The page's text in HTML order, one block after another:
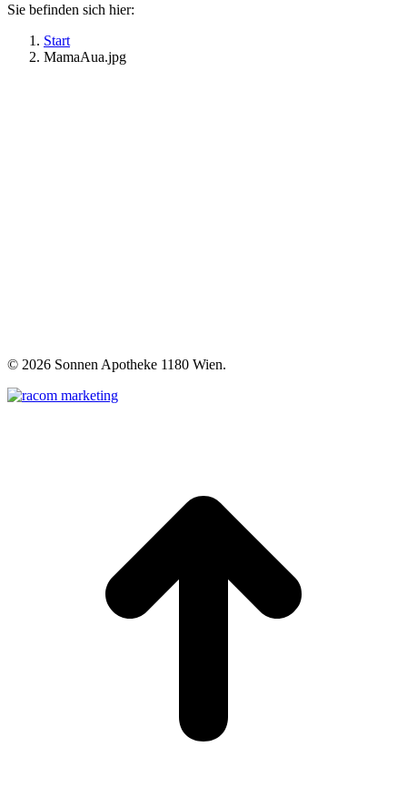
Sie befinden sich hier:
Start
MamaAua.jpg
© 2026 Sonnen Apotheke 1180 Wien.